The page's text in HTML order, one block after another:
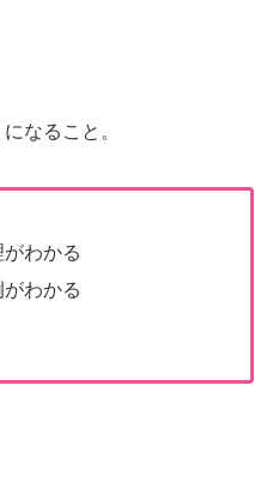
なること。
わかる
わかる